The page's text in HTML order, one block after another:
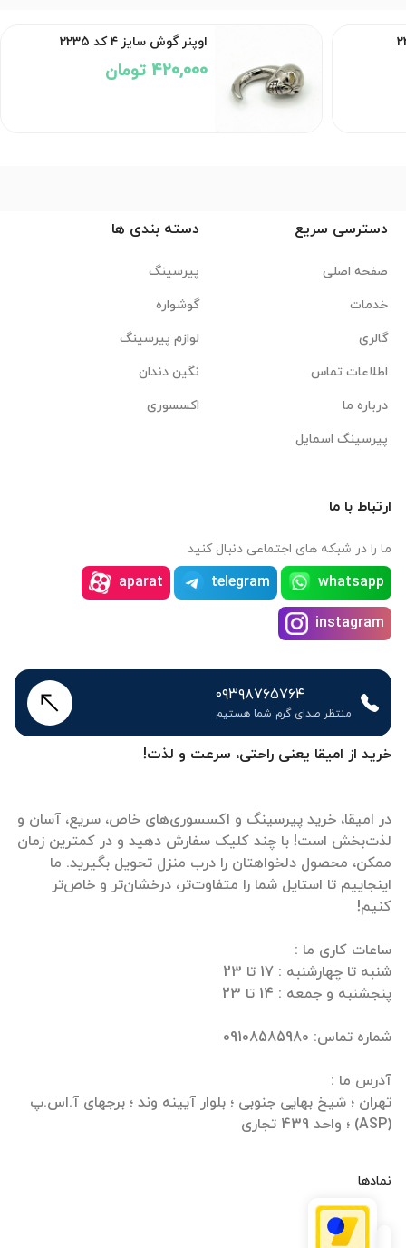
اوپنر گوش سایز ۴ کد 2235
420,000 تومان
خرید از امیقا یعنی راحتی، سرعت و لذت!
در امیقا، خرید پیرسینگ و اکسسوری‌های خاص، سریع، آسان و
لذت‌بخش است! با چند کلیک سفارش دهید و در کمترین زمان
ممکن، محصول دلخواهتان را درب منزل تحویل بگیرید. ما
اینجاییم تا استایل شما را متفاوت‌تر، درخشان‌تر و خاص‌تر
تهران ؛ شیخ بهایی جنوبی ؛ بلوار آیینه وند ؛ برجهای آ.اس.پ
(ASP) ؛ واحد 439 تجاری
نمادها
دسترسی سریع
صفحه اصلی
خدمات
گالری
اطلاعات تماس
درباره ما
پیرسینگ اسمایل
دسته بندی ها
پیرسینگ
گوشواره
لوازم پیرسینگ
نگین دندان
اکسسوری
ارتباط با ما
ما را در شبکه های اجتماعی دنبال کنید
whatsapp
telegram
aparat
instagram
۰۹۳۹۸۷۶۵۷۶۴
منتظر صدای گرم شما هستیم